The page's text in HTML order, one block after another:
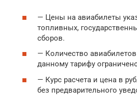
— Цены на авиабилеты
топливных,
сборов.
— Количество
данному тарифу
— Курс расчета и цена в
без предварительного